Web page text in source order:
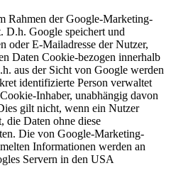
Rahmen der Google-Marketing-
D.h. Google speichert und
oder E-Mailadresse der Nutzer,
Daten Cookie-bezogen innerhalb
aus der Sicht von Google werden
identifizierte Person verwaltet
Inhaber, unabhängig davon
gilt nicht, wenn ein Nutzer
die Daten ohne diese
Die von Google-Marketing-
Informationen werden an
Servern in den USA